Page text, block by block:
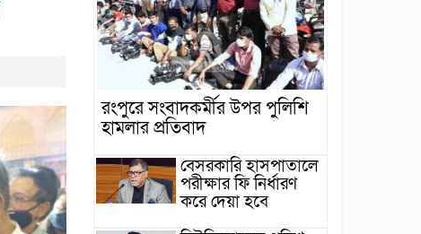
রংপুরে সংবাদকর্মীর উপর পুলিশি
হামলার প্রতিবাদ
বেসরকারি হাসপাতালে
পরীক্ষার ফি নির্ধারণ
করে দেয়া হবে